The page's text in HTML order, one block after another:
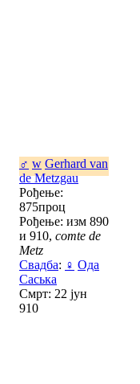
♂ w Gerhard van
de Metzgau
Рођење:
875проц
Рођење: изм 890
и 910, comte de
Metz
Свадба: ♀ Ода
Саська
Смрт: 22 јун
910